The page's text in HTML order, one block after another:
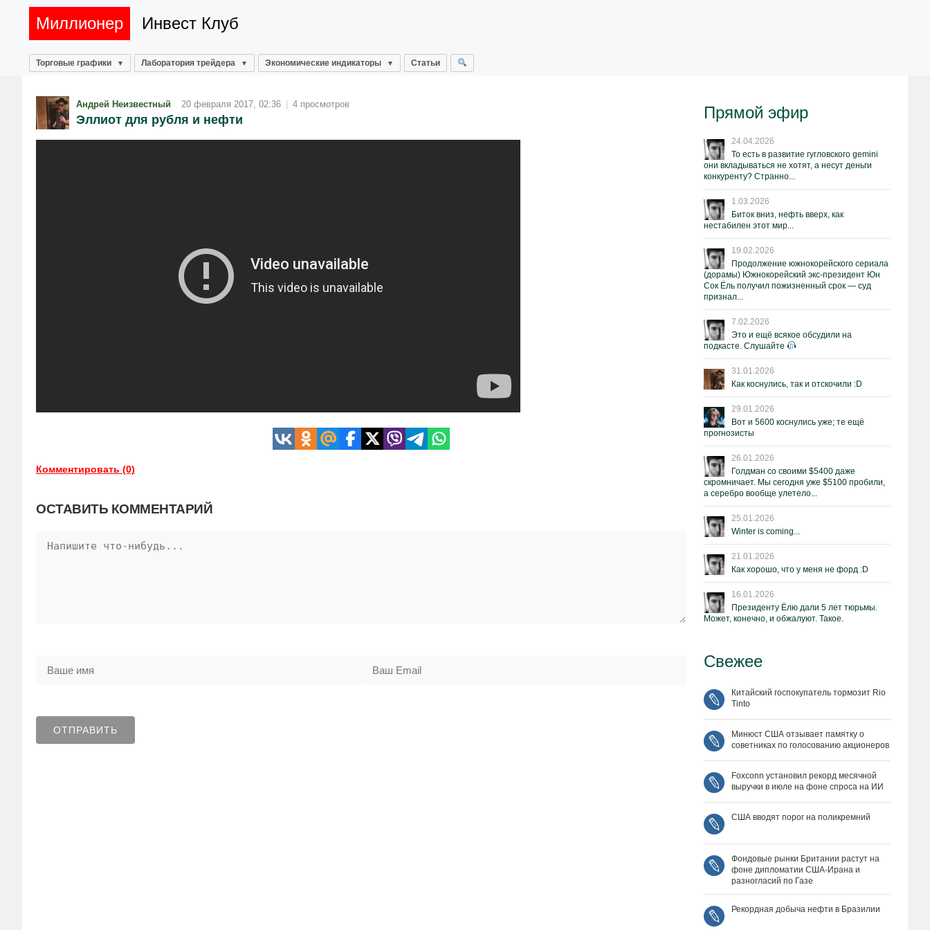
Миллионер Инвест Клуб
Торговые графики Лаборатория трейдера Экономические индикаторы Статьи
Андрей Неизвестный 20 февраля 2017, 02:36 | 4 просмотров
Эллиот для рубля и нефти
Комментировать (0)
ОСТАВИТЬ КОММЕНТАРИЙ
Прямой эфир
24.04.2026
То есть в развитие гугловского gemini
они вкладываться не хотят, а несут деньги
конкуренту? Странно...
1.03.2026
Биток вниз, нефть вверх, как
нестабилен этот мир...
19.02.2026
Продолжение южнокорейского сериала
(дорамы) Южнокорейский экс-президент Юн
Сок Ёль получил пожизненный срок — суд
признал...
7.02.2026
Это и ещё всякое обсудили на
подкасте. Слушайте
31.01.2026
Как коснулись, так и отскочили :D
29.01.2026
Вот и 5600 коснулись уже; те ещё
прогнозисты
26.01.2026
Голдман со своими $5400 даже
скромничает. Мы сегодня уже $5100 пробили,
а серебро вообще улетело...
25.01.2026
Winter is coming...
21.01.2026
Как хорошо, что у меня не форд :D
16.01.2026
Президенту Ёлю дали 5 лет тюрьмы.
Может, конечно, и обжалуют. Такое.
Свежее
Китайский госпокупатель тормозит Rio
Tinto
Минюст США отзывает памятку о
советниках по голосованию акционеров
Foxconn установил рекорд месячной
выручки в июле на фоне спроса на ИИ
США вводят порог на поликремний
Фондовые рынки Британии растут на
фоне дипломатии США‑Ирана и
разногласий по Газе
Рекордная добыча нефти в Бразилии